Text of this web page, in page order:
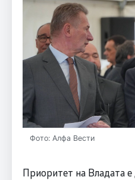
Фото: Алфа Вести
Приоритет на Владата е